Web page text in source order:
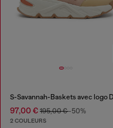
97,00 € 195,00 €-50%
2 COULEURS